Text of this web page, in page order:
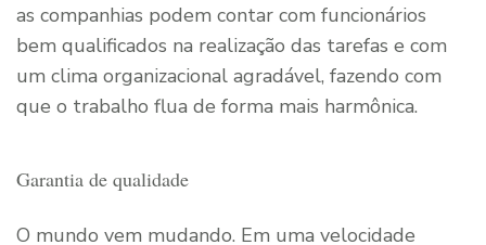
as companhias podem contar com funcionários
bem qualificados na realização das tarefas e com
um clima organizacional agradável, fazendo com
que o trabalho flua de forma mais harmônica.
Garantia de qualidade
O mundo vem mudando. Em uma velocidade